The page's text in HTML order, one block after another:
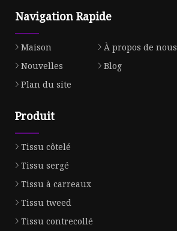
Navigation Rapide
Maison À propos de nous
Nouvelles
Blog
Plan du site
Produit
Tissu côtelé
Tissu sergé
Tissu à carreaux
Tissu tweed
Tissu contrecollé